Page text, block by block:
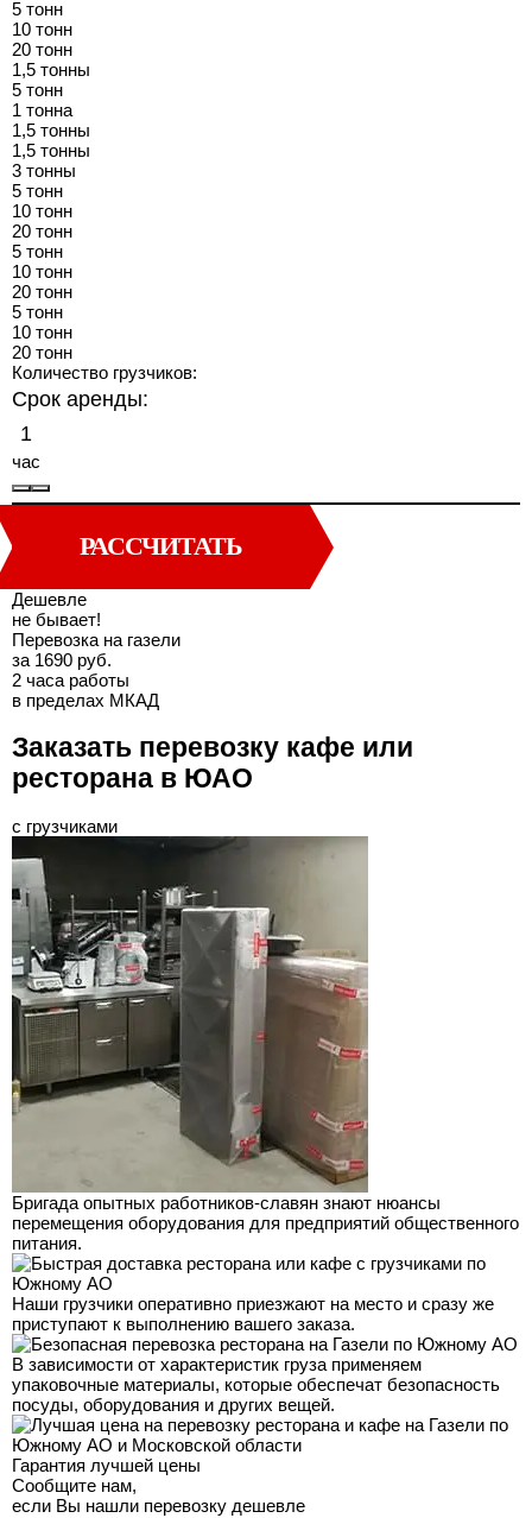
5 тонн
10 тонн
20 тонн
1,5 тонны
5 тонн
1 тонна
1,5 тонны
1,5 тонны
3 тонны
5 тонн
10 тонн
20 тонн
5 тонн
10 тонн
20 тонн
5 тонн
10 тонн
20 тонн
Количество грузчиков:
Срок аренды:
час
РАССЧИТАТЬ
Дешевле
не бывает!
Перевозка на газели
за 1690 руб.
2 часа работы
в пределах МКАД
Заказать перевозку кафе или
ресторана в ЮАО
с грузчиками
Бригада опытных работников-славян знают нюансы
перемещения оборудования для предприятий общественного
питания.
Наши грузчики оперативно приезжают на место и сразу же
приступают к выполнению вашего заказа.
В зависимости от характеристик груза применяем
упаковочные материалы, которые обеспечат безопасность
посуды, оборудования и других вещей.
Гарантия лучшей цены
Сообщите нам,
если Вы нашли перевозку дешевле